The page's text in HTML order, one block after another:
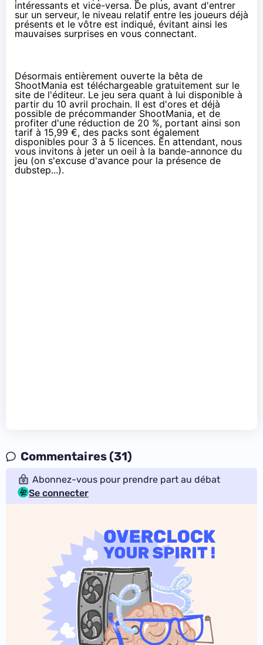
intéressants et vice-versa. De plus, avant d'entrer
sur un serveur, le niveau relatif entre les joueurs déjà
présents et le vôtre est indiqué, évitant ainsi les
mauvaises surprises en vous connectant.
Désormais entièrement ouverte la bêta de
ShootMania est téléchargeable gratuitement sur le
site de l'éditeur. Le jeu sera quant à lui disponible à
partir du 10 avril prochain. Il est d'ores et déjà
possible de précommander ShootMania, et de
profiter d'une réduction de 20 %, portant ainsi son
tarif à 15,99 €, des packs sont également
disponibles pour 3 à 5 licences. En attendant, nous
vous invitons à jeter un oeil à la bande-annonce du
jeu (on s'excuse d'avance pour la présence de
dubstep...).
Commentaires (31)
Abonnez-vous pour prendre part au débat
Se connecter